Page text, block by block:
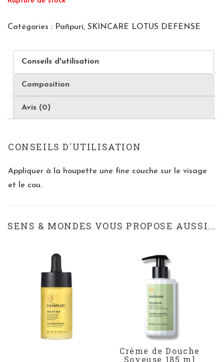
Catégories : Pañpuri, SKINCARE LOTUS DEFENSE
Conseils d'utilisation
Composition
Avis (0)
CONSEILS D'UTILISATION
Appliquer à la houpette une fine couche sur le visage
et le cou.
SENS & MONDES VOUS PROPOSE AUSSI...
Crème de Douche
Soyeuse 185 ml